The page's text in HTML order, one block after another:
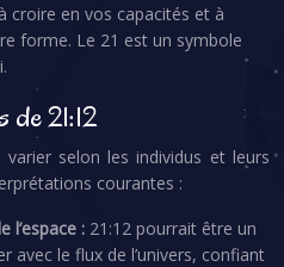
croire en vos capacités et à
forme. Le 21 est un symbole
de 21:12
selon les individus et leurs
courantes :
l’espace : 21:12 pourrait être un
avec le flux de l’univers, confiant